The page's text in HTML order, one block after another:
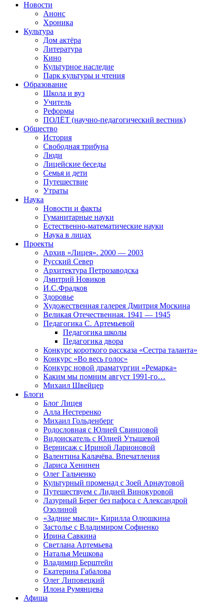
Новости
Анонс
Хроника
Культура
Дом актёра
Литература
Кино
Культурное наследие
Парк культуры и чтения
Образование
Школа и вуз
Учитель
Реформы
ПОЛЁТ (научно-педагогический вестник)
Общество
История
Свободная трибуна
Люди
Лицейские беседы
Семья и дети
Путешествие
Утраты
Наука
Новости и факты
Гуманитарные науки
Естественно-математические науки
Наука в лицах
Проекты
Архив «Лицея». 2000 — 2003
Русский Север
Архитектура Петрозаводска
Дмитрий Новиков
И.С.Фрадков
Здоровье
Художественная галерея Дмитрия Москина
Великая Отечественная. 1941 — 1945
Педагогика С. Артемьевой
Педагогика школы
Педагогика двора
Конкурс короткого рассказа «Сестра таланта»
Конкурс «Во весь голос»
Конкурс новой драматургии «Ремарка»
Каким мы помним август 1991-го…
Михаил Швейцер
Блоги
Блог Лицея
Алла Нестеренко
Михаил Гольденберг
Родословная с Юлией Свинцовой
Видоискатель с Юлией Утышевой
Вернисаж с Ириной Ларионовой
Валентина Калачёва. Впечатления
Лариса Хенинен
Олег Гальченко
Культурный променад с Зоей Арнаутовой
Путешествуем с Лидией Винокуровой
Лазурный Берег без пафоса с Александрой
Озолиной
«Задние мысли» Кирилла Олюшкина
Застолье с Владимиром Софиенко
Ирина Савкина
Светлана Артемьева
Наталья Мешкова
Владимир Берштейн
Екатерина Габалова
Олег Липовецкий
Илона Румянцева
Афиша